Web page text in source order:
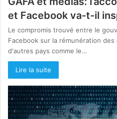
et Facebook va-t-il
Le compromis trouvé entre le
Facebook sur la rémunération
d'autres pays comme le…
Lire la suite